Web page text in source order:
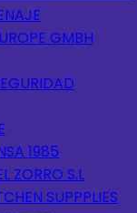
GMBH
1985
ZORRO S.L
SUPPPLIES